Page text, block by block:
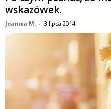
wskazówek.
Joanna M. - 3 lipca 2014